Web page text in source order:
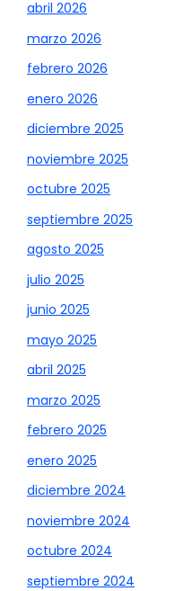
abril 2026
marzo 2026
febrero 2026
enero 2026
diciembre 2025
noviembre 2025
octubre 2025
septiembre 2025
agosto 2025
julio 2025
junio 2025
mayo 2025
abril 2025
marzo 2025
febrero 2025
enero 2025
diciembre 2024
noviembre 2024
octubre 2024
septiembre 2024